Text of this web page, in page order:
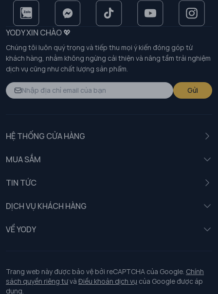
YODY XIN CHÀO 💖
Chúng tôi luôn quý trọng và tiếp thu mọi ý kiến đóng góp từ
khách hàng, nhằm không ngừng cải thiện và nâng tầm trải nghiệm
dịch vụ cũng như chất lượng sản phẩm.
Gửi
HỆ THỐNG CỬA HÀNG
MUA SẮM
TIN TỨC
DỊCH VỤ KHÁCH HÀNG
Chính sách khách hàng thân thiết
Chính sách bảo vệ dữ liệu cá nhân
Chính sách thanh toán, giao nhận
VỀ YODY
Tuyển dụng
Trang web này được bảo vệ bởi reCAPTCHA của Google. Chính
sách quyền riêng tưvà Điều khoản dịch vụ của Google được áp
dụng.